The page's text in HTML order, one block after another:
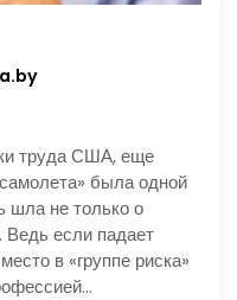
труда США, еще
была одной
шла не только о
Ведь если падает
в «группе риска»